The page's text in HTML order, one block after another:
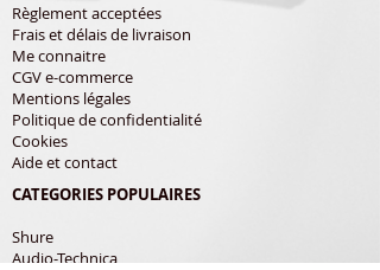
Règlement acceptées
Frais et délais de livraison
Me connaitre
CGV e-commerce
Mentions légales
Politique de confidentialité
Cookies
Aide et contact
CATEGORIES POPULAIRES
Shure
Audio-Technica